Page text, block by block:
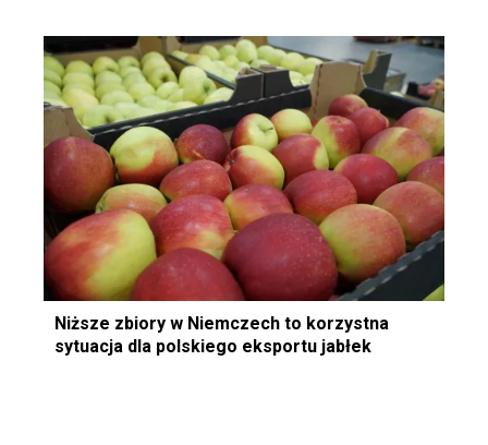
Niższe zbiory w Niemczech to korzystna
sytuacja dla polskiego eksportu jabłek